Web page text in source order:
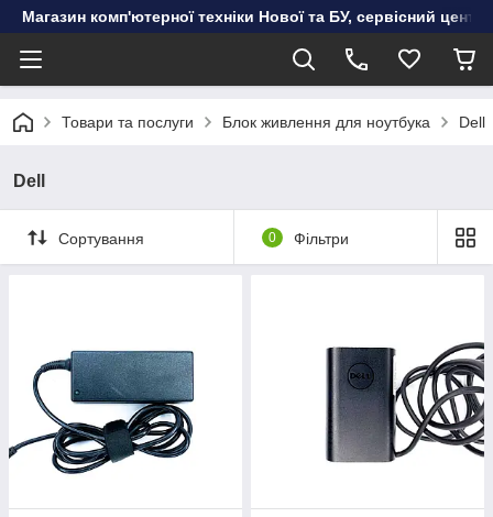
Магазин комп'ютерної техніки Нової та БУ, сервісний центр
Товари та послуги Блок живлення для ноутбука Dell
Dell
Сортування 0 Фільтри